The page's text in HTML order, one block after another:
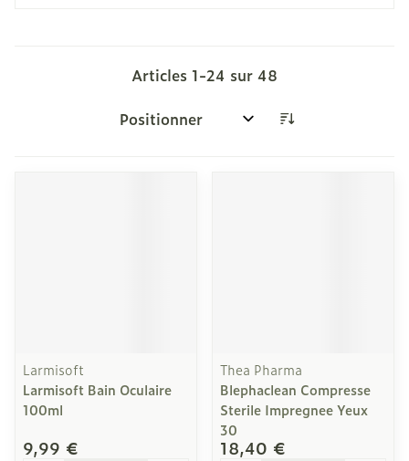
Articles 1-24 sur 48
Trier par:
Larmisoft
Larmisoft Bain Oculaire
100ml
9,99 €
Thea Pharma
Blephaclean Compresse
Sterile Impregnee Yeux
30
18,40 €